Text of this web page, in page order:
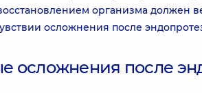
организма должен
осложнения после
осложнения после